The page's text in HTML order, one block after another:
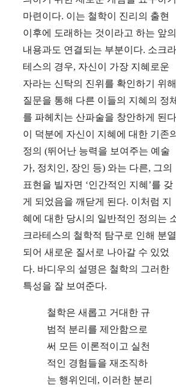
마련이다. 이는 철학이 진리의 출현
이후에 도래하는 것이라고 하는 앞의
내용과도 연결되는 부분이다. 소크라
테스의 경우, 자신이 가장 지혜로운
자라는 신탁의 진위를 확인하기 위해
질문을 통해 다른 이들의 지혜의 정체
를 파헤치는 산파술을 창안하게 된
이 덕분에 자신이 지혜에 대한 기존의
정의 (뛰어난 능력을 보여주는 예술
가, 정치인, 장인 등) 와는 다른, 그의
표현을 빌자면 ‘인간적인 지혜’를 갖
게 되었음을 깨닫게 된다. 이처럼 지
혜에 대한 당시의 일반적인 정의는
크라테스의 철학적 탐구로 인해 분열
되어 새로운 질서로 나아갈 수 있었
다. 바디우의 설명은 철학의 그러한
특성을 잘 보여준다.
철학은 새롭고 거대한 규
범적 분리를 제안함으로
써 모든 이론적이고 실천
적인 경험들을 재조직하
는 행위인데, 이러한 분리